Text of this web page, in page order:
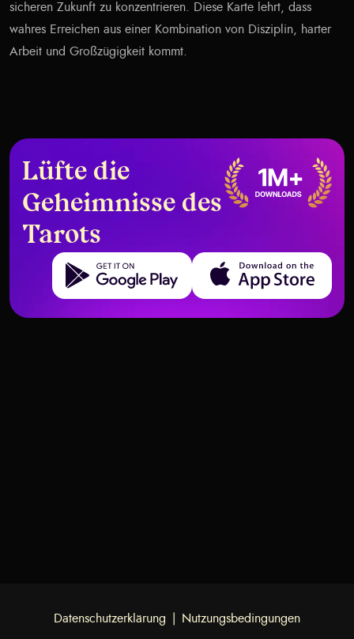
sicheren Zukunft zu konzentrieren. Diese Karte lehrt, dass
wahres Erreichen aus einer Kombination von Disziplin, harter
Arbeit und Großzügigkeit kommt.
Lüfte die
Geheimnisse des
Tarots
Get it on Google Play Download on the App Store
Datenschutzerklärung Nutzungsbedingungen